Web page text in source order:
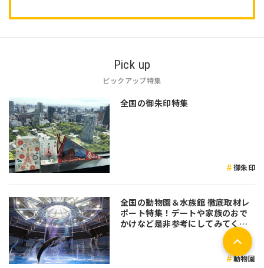
Pick up
ピックアップ特集
全国の御朱印特集
御朱印
全国の動物園＆水族館 徹底取材レ
ポート特集！デートや家族のおで
かけなど是非参考にしてみてくだ
動物園